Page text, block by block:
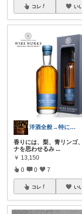
コレ い
洋酒全般→特にシングルモルト好き
香りには、梨、青リンゴ
ナを思わせるみ ...
￥ 13,150
0 0 7
コレ い